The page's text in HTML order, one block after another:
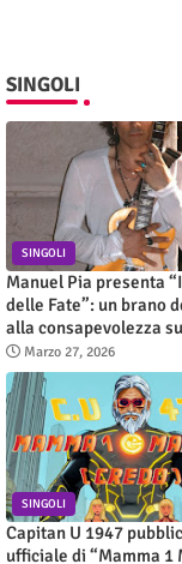
SINGOLI
SINGOLI
Manuel Pia presenta
delle Fate”: un brano
alla consapevolezza
Marzo 27, 2026
SINGOLI
Capitan U 1947
ufficiale di “Mamma 1